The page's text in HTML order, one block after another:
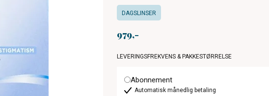
DAGSLINSER
979
LEVERINGSFREKVENS & PAKKESTØRRELSE
Abonnement
Automatisk månedlig betaling